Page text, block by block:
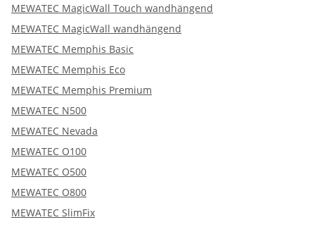
MEWATEC MagicWall Touch wandhängend
MEWATEC MagicWall wandhängend
MEWATEC Memphis Basic
MEWATEC Memphis Eco
MEWATEC Memphis Premium
MEWATEC N500
MEWATEC Nevada
MEWATEC O100
MEWATEC O500
MEWATEC O800
MEWATEC SlimFix